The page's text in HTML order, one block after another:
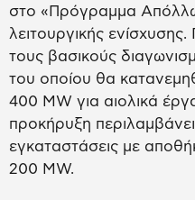
στο «Πρόγραμμα
λειτουργικής
τους βασικούς
του οποίου θα
400 MW για αιολικά
προκήρυξη
εγκαταστάσεις με
200 MW.